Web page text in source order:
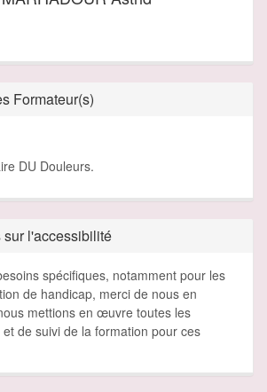
Formateur(s)
DU Douleurs.
sur l'accessibilité
spécifiques, notamment pour les
de handicap, merci de nous en
mettions en œuvre toutes les
de suivi de la formation pour ces